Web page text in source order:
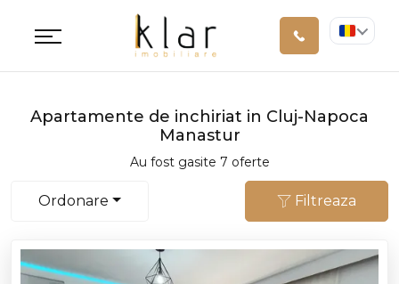
Apartamente de inchiriat in Cluj-Napoca
Manastur
Au fost gasite 7 oferte
Ordonare Filtreaza